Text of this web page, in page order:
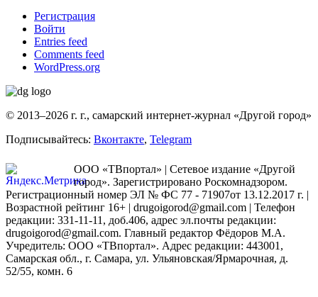
Регистрация
Войти
Entries feed
Comments feed
WordPress.org
© 2013–2026 г. г., самарский интернет-журнал «Другой город»
Подписывайтесь: Вконтакте, Telegram
ООО «ТВпортал» | Сетевое издание «Другой
город». Зарегистрировано Роскомнадзором.
Регистрационный номер ЭЛ № ФС 77 - 71907от 13.12.2017 г. |
Возрастной рейтинг 16+ | drugoigorod@gmail.com | Телефон
редакции: 331-11-11, доб.406, адрес эл.почты редакции:
drugoigorod@gmail.com. Главный редактор Фёдоров М.А.
Учредитель: ООО «ТВпортал». Адрес редакции: 443001,
Самарская обл., г. Самара, ул. Ульяновская/Ярмарочная, д.
52/55, комн. 6